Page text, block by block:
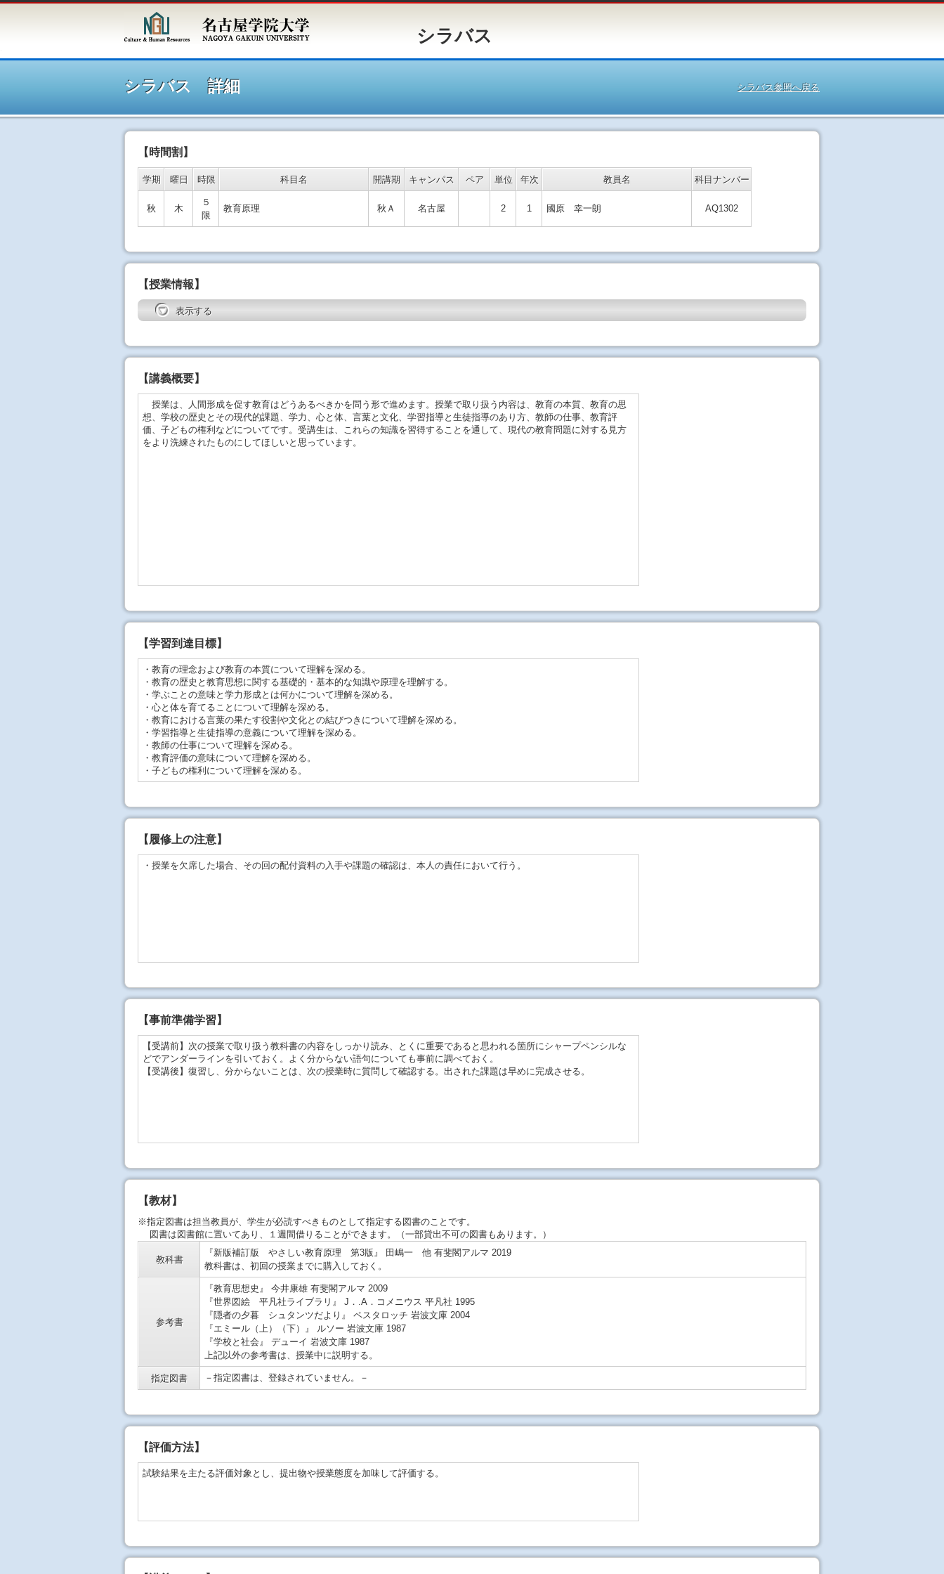
シラバス
シラバス 詳細 シラバス参照へ戻る
【時間割】
学期 曜日 時限 科目名 開講期 キャンパス ペア 単位 年次 教員名 科目ナンバー
秋 木
５
限
教育原理 秋Ａ 名古屋 2 1 國原 幸一朗 AQ1302
【授業情報】
表示する
【講義概要】
授業は、人間形成を促す教育はどうあるべきかを問う形で進めます。授業で取り扱う内容は、教育の本質、教育の思
想、学校の歴史とその現代的課題、学力、心と体、言葉と文化、学習指導と生徒指導のあり方、教師の仕事、教育評
価、子どもの権利などについてです。受講生は、これらの知識を習得することを通して、現代の教育問題に対する見方
をより洗練されたものにしてほしいと思っています。
【学習到達目標】
・教育の理念および教育の本質について理解を深める。
・教育の歴史と教育思想に関する基礎的・基本的な知識や原理を理解する。
・学ぶことの意味と学力形成とは何かについて理解を深める。
・心と体を育てることについて理解を深める。
・教育における言葉の果たす役割や文化との結びつきについて理解を深める。
・学習指導と生徒指導の意義について理解を深める。
・教師の仕事について理解を深める。
・教育評価の意味について理解を深める。
・子どもの権利について理解を深める。
【 履修上の注意】
・授業を欠席した場合、その回の配付資料の入手や課題の確認は、本人の責任において行う。
【事前準備学習】
【受講前】次の授業で取り扱う教科書の内容をしっかり読み、とくに重要であると思われる箇所にシャープペンシルな
どでアンダーラインを引いておく。よく分からない語句についても事前に調べておく。
【受講後】復習し、分からないことは、次の授業時に質問して確認する。出された課題は早めに完成させる。
【教材】
※指定図書は担当教員が、学生が必読すべきものとして指定する図書のことです。
図書は図書館に置いてあり、１週間借りることができます。（一部貸出不可の図書もあります。）
教科書
『新版補訂版 やさしい教育原理 第3版』 田嶋一 他 有斐閣アルマ 2019
教科書は、初回の授業までに購入しておく。
参考書
『教育思想史』 今井康雄 有斐閣アルマ 2009
『世界図絵 平凡社ライブラリ』 J．.A．コメニウス 平凡社 1995
『隠者の夕暮 シュタンツだより』 ペスタロッチ 岩波文庫 2004
『エミール（上）（下）』 ルソー 岩波文庫 1987
『学校と社会』 デューイ 岩波文庫 1987
上記以外の参考書は、授業中に説明する。
指定図書 －指定図書は、登録されていません。－
【評価方法】
試験結果を主たる評価対象とし、提出物や授業態度を加味して評価する。